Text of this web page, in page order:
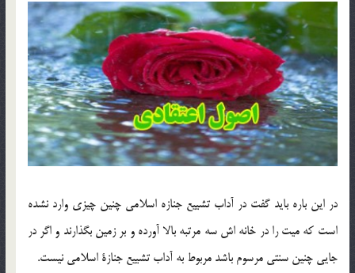
در اين باره بايد گفت در آداب تشييع جنازه اسلامي چنين چيزي وارد نشده
است كه ميت را در خانه اش سه مرتبه بالا آورده و بر زمين بگذارند و اگر در
جايي چنين سنتي مرسوم باشد مربوط به آداب تشييع جنازة اسلامي نيست.